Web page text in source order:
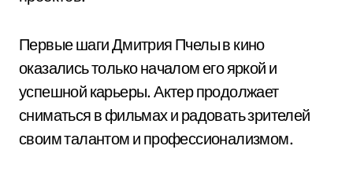
Первые шаги Дмитрия Пчелы в кино
оказались только началом его яркой и
успешной карьеры. Актер продолжает
сниматься в фильмах и радовать зрителей
своим талантом и профессионализмом.